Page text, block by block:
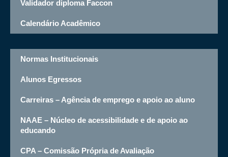
Validador diploma Faccon
Calendário Acadêmico
Normas Institucionais
Alunos Egressos
Carreiras – Agência de emprego e apoio ao aluno
NAAE – Núcleo de acessibilidade e de apoio ao
educando
CPA – Comissão Própria de Avaliação